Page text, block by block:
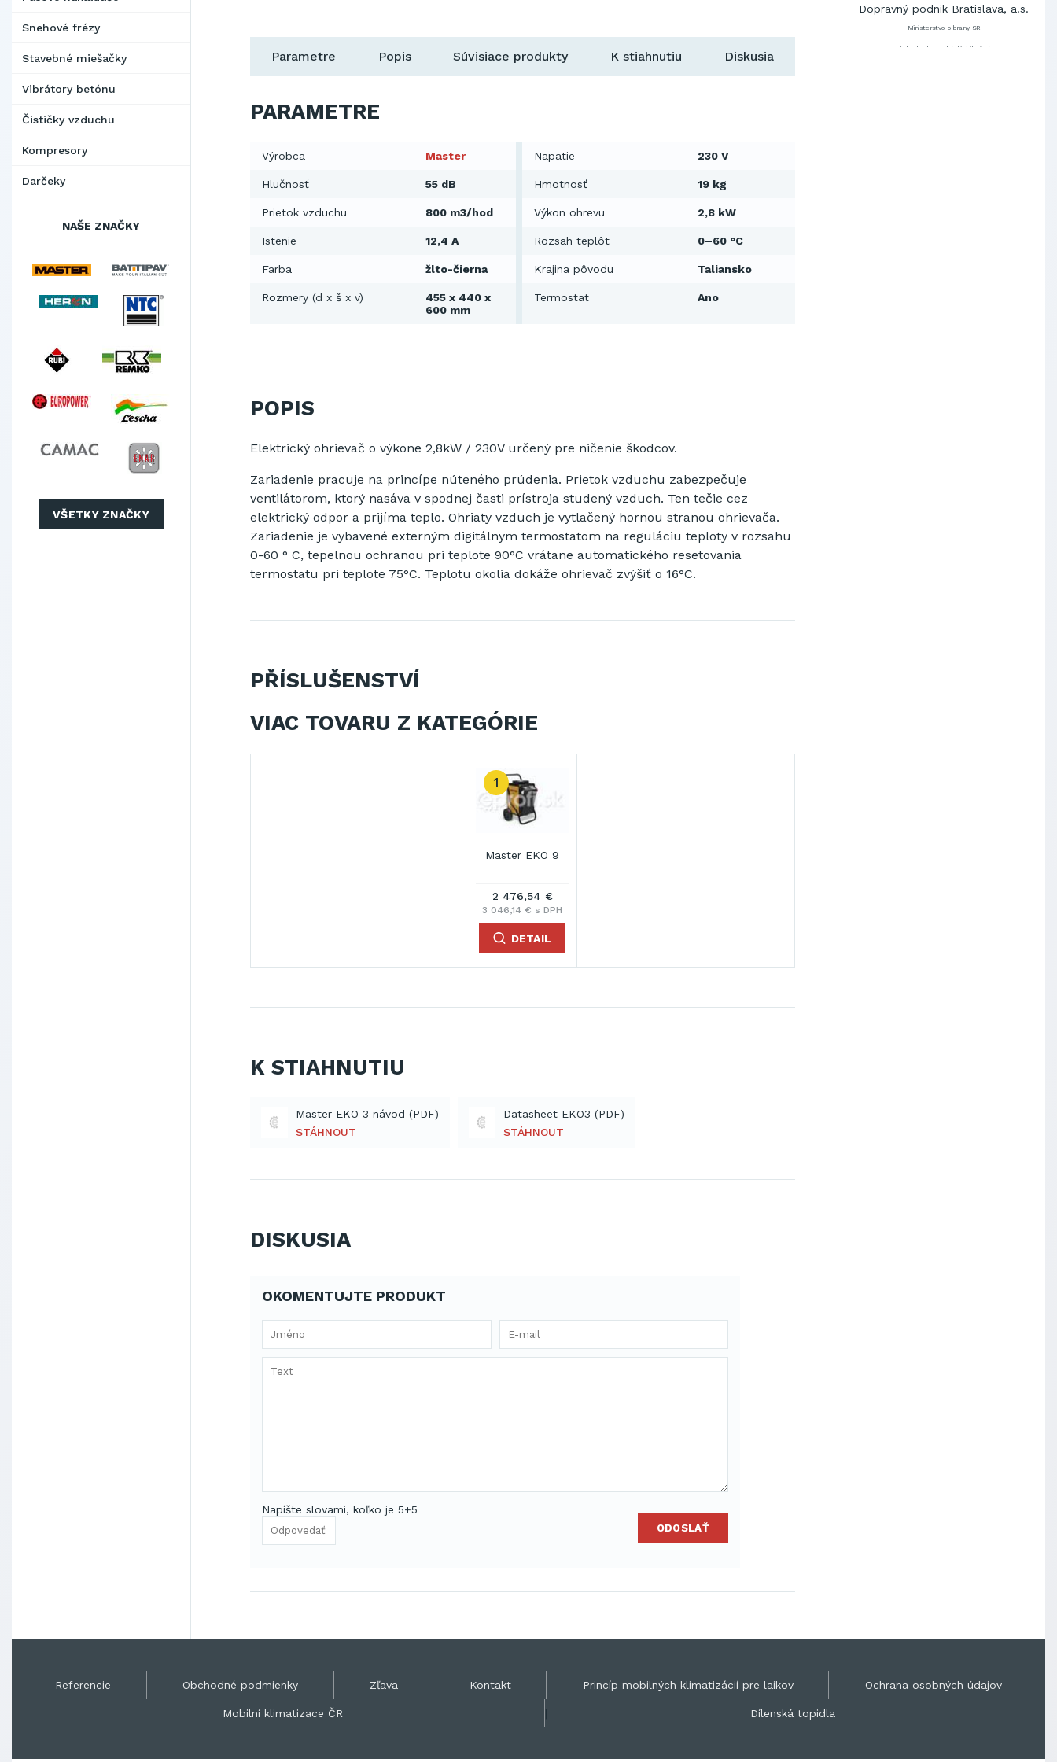
Snehové frézy
Stavebné miešačky
Vibrátory betónu
Čističky vzduchu
Kompresory
Darčeky
NAŠE ZNAČKY
VŠETKY ZNAČKY
Parametre Popis Súvisiace produkty K stiahnutiu Diskusia
PARAMETRE
Výrobca Master Napätie 230 V
Hlučnosť 55 dB Hmotnosť 19 kg
Prietok vzduchu 800 m3/hod Výkon ohrevu 2,8 kW
Istenie 12,4 A Rozsah teplôt 0–60 °C
Farba žlto-čierna Krajina pôvodu Taliansko
Rozmery (d x š x v)
455 x 440 x
600 mm
Termostat Ano
POPIS
Elektrický ohrievač o výkone 2,8kW / 230V určený pre ničenie škodcov.
Zariadenie pracuje na princípe núteného prúdenia. Prietok vzduchu zabezpečuje
ventilátorom, ktorý nasáva v spodnej časti prístroja studený vzduch. Ten tečie cez
elektrický odpor a prijíma teplo. Ohriaty vzduch je vytlačený hornou stranou ohrievača.
Zariadenie je vybavené externým digitálnym termostatom na reguláciu teploty v rozsahu
0-60 ° C, tepelnou ochranou pri teplote 90°C vrátane automatického resetovania
termostatu pri teplote 75°C. Teplotu okolia dokáže ohrievač zvýšiť o 16°C.
PŘÍSLUŠENSTVÍ
VIAC TOVARU Z KATEGÓRIE
1
Master EKO 9
2 476,54 €
3 046,14 € s DPH
DETAIL
K STIAHNUTIU
Master EKO 3 návod (PDF)
STÁHNOUT
Datasheet EKO3 (PDF)
STÁHNOUT
DISKUSIA
OKOMENTUJTE PRODUKT
Napíšte slovami, koľko je 5+5
ODOSLAŤ
Dopravný podnik Bratislava, a.s.
Ministerstvo obrany SR
Východoslovenská distribučná,
Referencie Obchodné podmienky Zľava Kontakt Princíp mobilných klimatizácií pre laikov Ochrana osobných údajov
Mobilní klimatizace ČR | Dílenská topidla